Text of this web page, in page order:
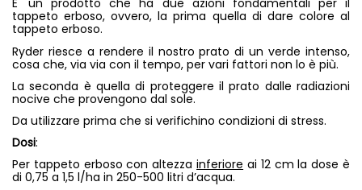
E' un prodotto che ha due azioni fondamentali per il
tappeto erboso, ovvero, la prima quella di dare colore al
tappeto erboso.
Ryder riesce a rendere il nostro prato di un verde intenso,
cosa che, via via con il tempo, per vari fattori non lo è più.
La seconda è quella di proteggere il prato dalle radiazioni
nocive che provengono dal sole.
Da utilizzare prima che si verifichino condizioni di stress.
Dosi:
Per tappeto erboso con altezzainferiore ai 12 cm la dose è
di 0,75 a 1,5 l/ha in 250-500 litri d’acqua.